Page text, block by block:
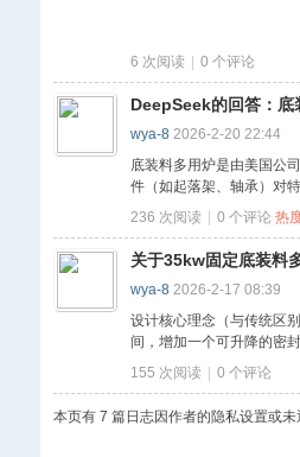
6 次阅读 0 个评论
DeepSeek的回答：底
wya-8 2026-2-20 22:44
底装料多用炉是由美国公
件（如起落架、轴承）对
236 次阅读
0 个评论 热
关于35kw固定底装料
wya-8 2026-2-17 08:39
设计核心理念（与传统区
间，增加一个可升降的密
155 次阅读
0 个评论
本页有 7 篇日志因作者的隐私设置或